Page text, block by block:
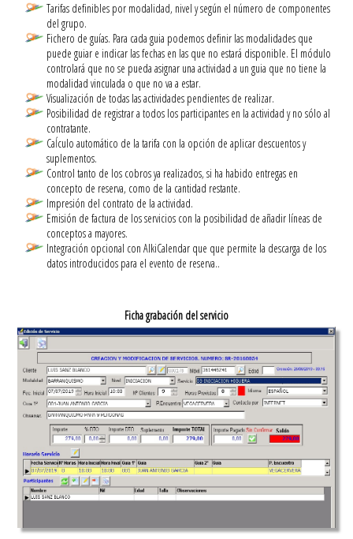
Tarifas definibles por modalidad, nivel y según el número de componentes
del grupo.
Fichero de guías. Para cada guia podemos definir las modalidades que
puede guiar e indicar las fechas en las que no estará disponible. El módulo
controlará que no se pueda asignar una actividad a un guia que no tiene la
modalidad vinculada o que no va a estar.
Visualización de todas las actividades pendientes de realizar.
Posibilidad de registrar a todos los participantes en la actividad y no sólo al
contratante.
Caĺculo automático de la tarifa con la opción de aplicar descuentos y
suplementos.
Control tanto de los cobros ya realizados, si ha habido entregas en
concepto de reserva, como de la cantidad restante.
Impresión del contrato de la actividad.
Emisión de factura de los servicios con la posibilidad de añadir líneas de
conceptos a mayores.
Integración opcional con AlkiCalendar que que permite la descarga de los
datos introducidos para el evento de reserva..
Ficha grabación del servicio